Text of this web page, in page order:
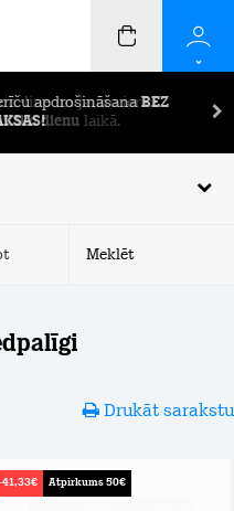
apdrošināšanaBEZ
Drukāt sarakstu
41,33€ Atpirkums 50€